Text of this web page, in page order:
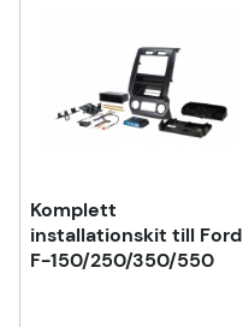
Komplett
installationskit till Ford
F-150/250/350/550